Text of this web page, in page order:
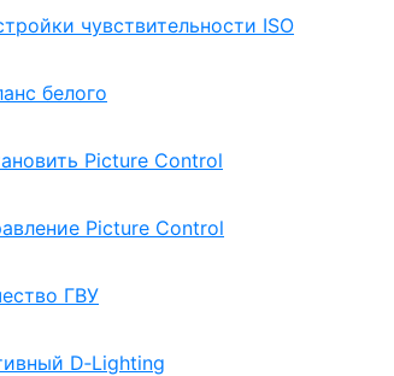
чувствительности ISO
белого
Picture Control
Picture Control
ГВУ
D‑Lighting